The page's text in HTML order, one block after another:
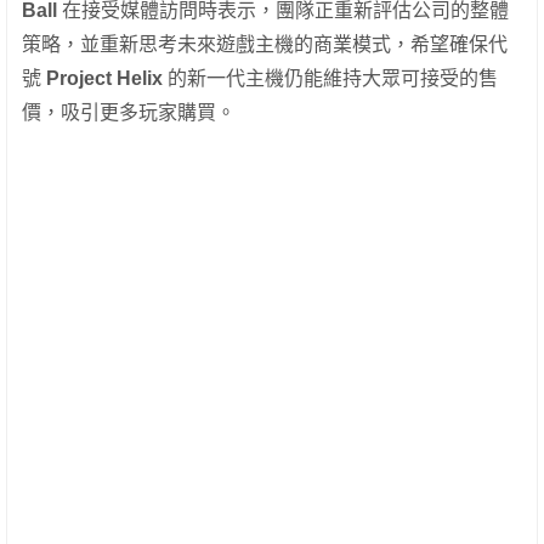
Ball
在接受媒體訪問時表示，團隊正重新評估公司的整體
策略，並重新思考未來遊戲主機的商業模式，希望確保代
號 Project Helix 的新一代主機仍能維持大眾可接受的售
價，吸引更多玩家購買。